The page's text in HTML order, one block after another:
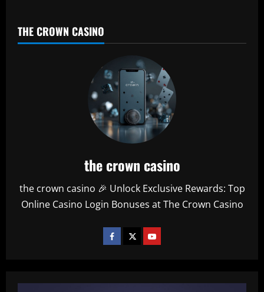
THE CROWN CASINO
the crown casino
the crown casino 🎉 Unlock Exclusive Rewards: Top
Online Casino Login Bonuses at The Crown Casino